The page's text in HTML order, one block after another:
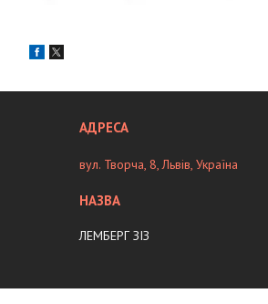
вул. Творча, 8, Львів, Україна
ЛЕМБЕРГ ЗІЗ